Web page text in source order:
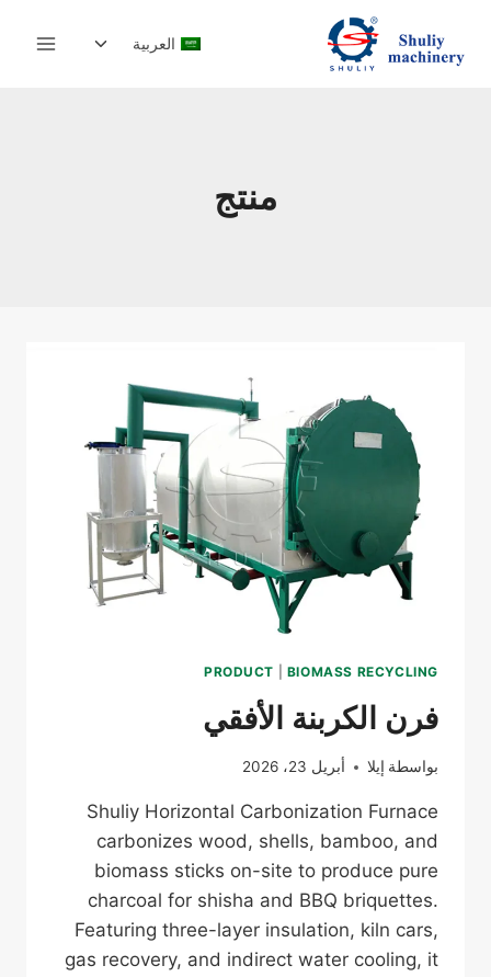
المحتوى
العربية
تبديل
منتج
PRODUCT BIOMASS RECYCLING
فرن الكربنة الأفقي
بواسطة إيلا أبريل 23، 2026
Shuliy Horizontal Carbonization Furnace
carbonizes wood, shells, bamboo, and
biomass sticks on-site to produce pure
charcoal for shisha and BBQ briquettes.
Featuring three-layer insulation, kiln cars,
gas recovery, and indirect water cooling, it